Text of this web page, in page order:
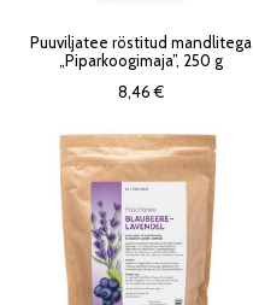
Puuviljatee röstitud mandlitega
„Piparkoogimaja”, 250 g
8,46 €